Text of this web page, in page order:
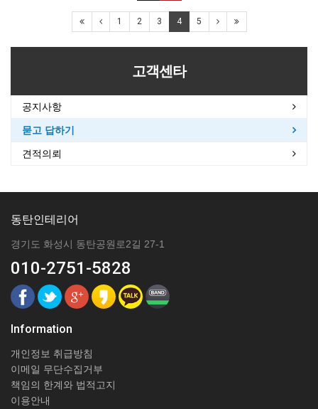
1 2 3 4 5
고객센타
공지사항
묻고 답하기
견적의뢰
동탄인테리어
경기도 화성시 동탄공원로2길 27-1
010-2751-5828
Information
개인정보 취급방침
이메일 무단수집거부
책임의 한계와 법적고지
이용안내